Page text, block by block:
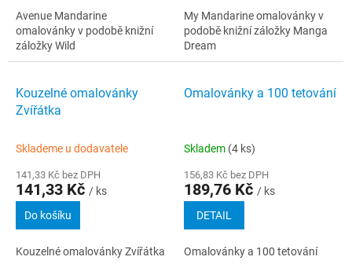
Avenue Mandarine
omalovánky v podobě knižní
záložky Wild
My Mandarine omalovánky v
podobě knižní záložky Manga
Dream
Kouzelné omalovánky
Zvířátka
Sklademe u dodavatele
141,33 Kč bez DPH
141,33 Kč / ks
Do košíku
Kouzelné omalovánky Zvířátka
Omalovánky a 100 tetování
Skladem (4 ks)
156,83 Kč bez DPH
189,76 Kč / ks
DETAIL
Omalovánky a 100 tetování